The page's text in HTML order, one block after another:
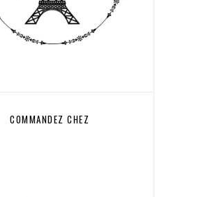
COMMANDEZ CHEZ